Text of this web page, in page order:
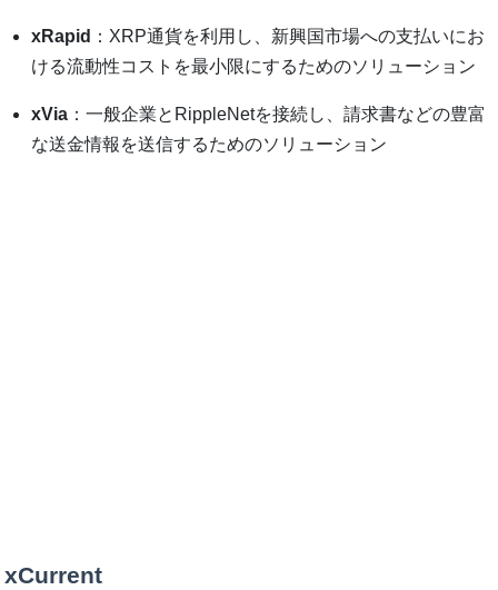
xRapid ：XRP通貨を利用し、新興国市場への支払いにお
ける流動性コストを最小限にするためのソリューション
xVia ：一般企業とRippleNetを接続し、請求書などの豊富
な送金情報を送信するためのソリューション
xCurrent